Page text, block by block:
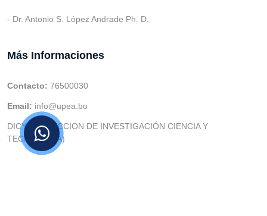
- Dr. Antonio S. López Andrade Ph. D.
Más Informaciones
Contacto: 76500030
Email: info@upea.bo
DICYT (DIRECCION DE INVESTIGACIÓN CIENCIA Y
TECNOLOGIA)